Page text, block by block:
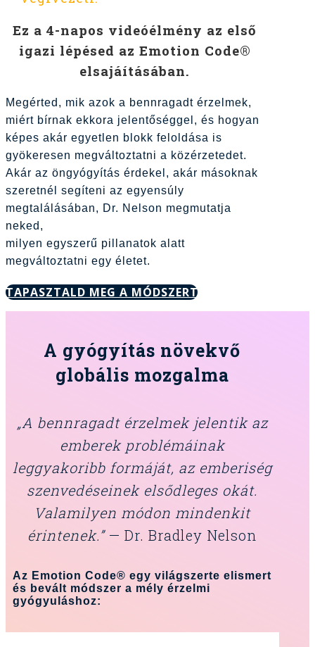
Ez a 4-napos videóélmény az első
igazi lépésed az Emotion Code®
elsajáításában.
Megérted, mik azok a bennragadt érzelmek,
miért bírnak ekkora jelentőséggel, és hogyan
képes akár egyetlen blokk feloldása is
gyökeresen megváltoztatni a közérzetedet.
Akár az öngyógyítás érdekel, akár másoknak
szeretnél segíteni az egyensúly
megtalálásában, Dr. Nelson megmutatja
neked,
milyen egyszerű pillanatok alatt
megváltoztatni egy életet.
TAPASZTALD MEG A MÓDSZERT!
A gyógyítás növekvő
globális mozgalma
„A bennragadt érzelmek jelentik az
emberek problémáinak
leggyakoribb formáját, az emberiség
szenvedéseinek elsődleges okát.
Valamilyen módon mindenkit
érintenek.”— Dr. Bradley Nelson
Az Emotion Code® egy világszerte elismert
és bevált módszer a mély érzelmi
gyógyuláshoz: